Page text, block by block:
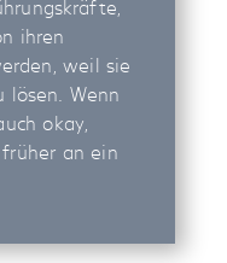
ihren
weil sie
lösen. Wenn
okay,
an ein